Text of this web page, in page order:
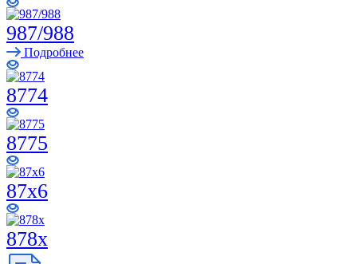
987/988
Подробнее
8774
8775
87x6
878x